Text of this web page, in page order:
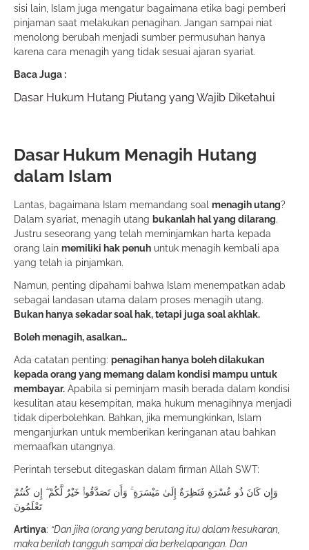
sisi lain, Islam juga mengatur bagaimana etika bagi pemberi
pinjaman saat melakukan penagihan. Jangan sampai niat
menolong berubah menjadi sumber permusuhan hanya
karena cara menagih yang tidak sesuai ajaran syariat.
Baca Juga :
Dasar Hukum Hutang Piutang yang Wajib Diketahui
Dasar Hukum Menagih Hutang
dalam Islam
Lantas, bagaimana Islam memandang soal menagih utang?
Dalam syariat, menagih utang bukanlah hal yang dilarang.
Justru seseorang yang telah meminjamkan harta kepada
orang lain memiliki hak penuh untuk menagih kembali apa
yang telah ia pinjamkan.
Namun, penting dipahami bahwa Islam menempatkan adab
sebagai landasan utama dalam proses menagih utang.
Bukan hanya sekadar soal hak, tetapi juga soal akhlak.
Boleh menagih, asalkan…
Ada catatan penting: penagihan hanya boleh dilakukan
kepada orang yang memang dalam kondisi mampu untuk
membayar. Apabila si peminjam masih berada dalam kondisi
kesulitan atau kesempitan, maka hukum menagihnya menjadi
tidak diperbolehkan. Bahkan, jika memungkinkan, Islam
menganjurkan untuk memberikan keringanan atau bahkan
memaafkan utangnya.
Perintah tersebut ditegaskan dalam firman Allah SWT:
وَإِن كَانَ ذُو عُسْرَةٍ فَنَظِرَةٌ إِلَىٰ مَيْسَرَةٍ ۚ وَأَن تَصَدَّقُوا۟ خَيْرٌ لَّكُمْ ۖ إِن كُنتُمْ
تَعْلَمُونَ
Artinya: “Dan jika (orang yang berutang itu) dalam kesukaran,
maka berilah tangguh sampai dia berkelapangan. Dan